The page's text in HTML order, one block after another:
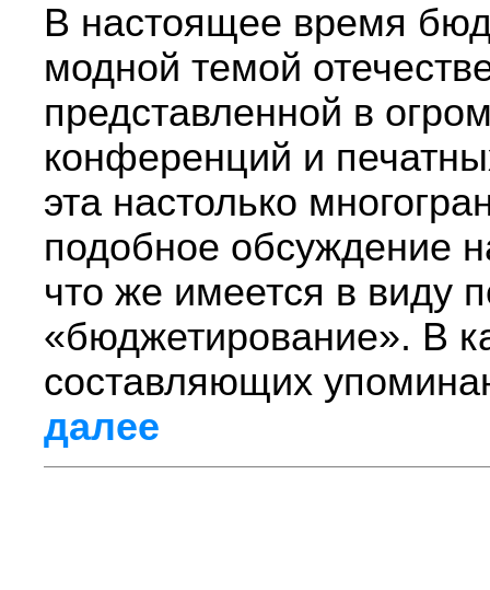
В настоящее время
модной темой
представленной в
конференций и
эта настолько
подобное обсуждение
что же имеется в виду
«бюджетирование». В
составляющих
далее